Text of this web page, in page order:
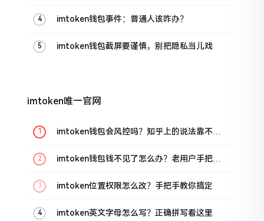
imtoken钱包事件：普通人该咋办？
imtoken钱包截屏要谨慎，别把隐私当儿戏
imtoken唯一官网
imtoken钱包会风控吗？知乎上的说法靠不靠
imtoken钱包钱不见了怎么办？老用户手把手
imtoken位置权限怎么改？手把手教你搞定
imtoken英文字母怎么写？正确拼写看这里